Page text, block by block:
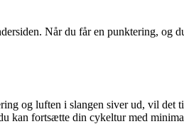
Når du får en punktering, og
og luften i slangen siver ud, vil det
kan fortsætte din cykeltur med